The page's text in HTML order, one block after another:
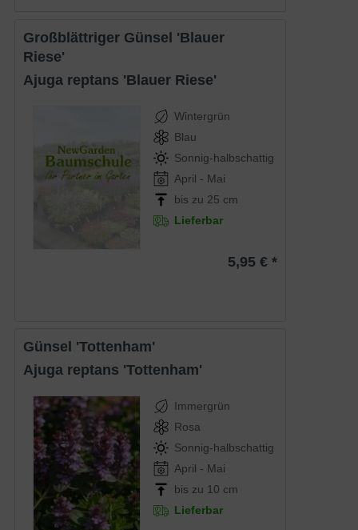
Großblättriger Günsel 'Blauer
Riese'
Ajuga reptans 'Blauer Riese'
Wintergrün
Blau
Sonnig-halbschattig
April - Mai
bis zu 25 cm
Lieferbar
5,95 € *
Günsel 'Tottenham'
Ajuga reptans 'Tottenham'
Immergrün
Rosa
Sonnig-halbschattig
April - Mai
bis zu 10 cm
Lieferbar